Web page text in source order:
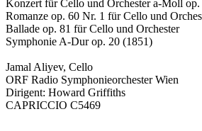
Konzert für Cello und Orchester a-Moll op.
Romanze op. 60 Nr. 1 für Cello und
Ballade op. 81 für Cello und Orchester
Symphonie A-Dur op. 20 (1851)
Jamal Aliyev, Cello
ORF Radio Symphonieorchester Wien
Dirigent: Howard Griffiths
CAPRICCIO C5469